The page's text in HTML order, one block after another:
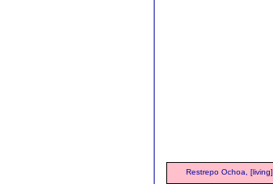
Restrepo Ochoa, [living]